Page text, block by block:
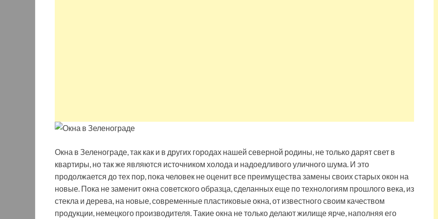
Окна в Зеленограде, так как и в других городах нашей северной родины, не только дарят свет в
квартиры, но так же являются источником холода и надоедливого уличного шума. И это
продолжается до тех пор, пока человек не оценит все преимущества замены своих старых окон на
новые. Пока не заменит окна советского образца, сделанных еще по технологиям прошлого века, из
стекла и дерева, на новые, современные пластиковые окна, от известного своим качеством
продукции, немецкого производителя. Такие окна не только делают жилище ярче, наполняя его